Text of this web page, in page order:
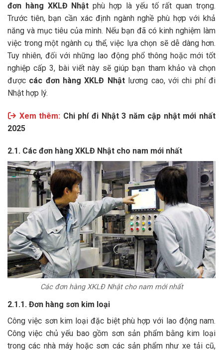
đơn hàng XKLĐ Nhật phù hợp là yếu tố rất quan trọng.
Trước tiên, bạn cần xác định ngành nghề phù hợp với khả
năng và mục tiêu của mình. Nếu bạn đã có kinh nghiệm làm
việc trong một ngành cụ thể, việc lựa chọn sẽ dễ dàng hơn.
Tuy nhiên, đối với những lao động phổ thông hoặc mới tốt
nghiệp cấp 3, bài viết này sẽ giúp bạn tham khảo và chọn
được các đơn hàng XKLĐ Nhậtlương cao, với chi phí đi
Nhật hợp lý.
Xem thêm: Chi phí đi Nhật 3 năm cập nhật mới nhất
2025
2.1. Các đơn hàng XKLĐ Nhật cho nam mới nhất
Các đơn hàng XKLĐ Nhật cho nam mới nhất
2.1.1. Đơn hàng sơn kim loại
Công việc sơn kim loại đặc biệt phù hợp với lao động nam.
Công việc chủ yếu bao gồm sơn sản phẩm bằng kim loại
trong các nhà máy hoặc sơn các sản phẩm như xe tải cũ,